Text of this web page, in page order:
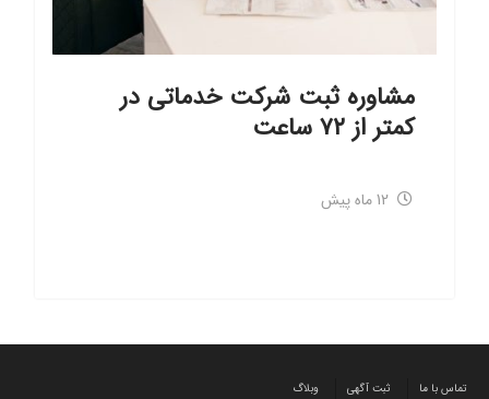
مشاوره ثبت شرکت خدماتی در
کمتر از ۷۲ ساعت
12 ماه پیش
تماس با ما ثبت آگهی وبلاگ